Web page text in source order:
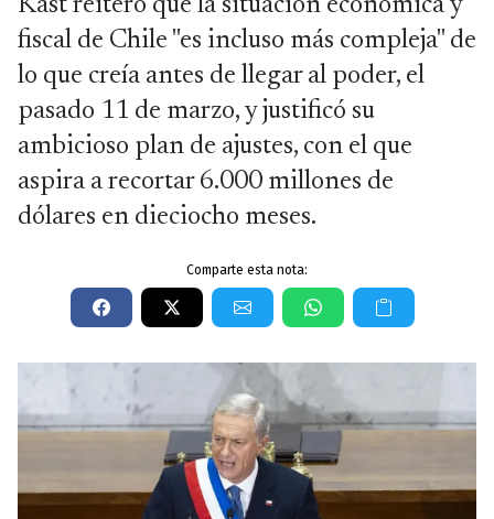
Kast reiteró que la situación económica y
fiscal de Chile "es incluso más compleja" de
lo que creía antes de llegar al poder, el
pasado 11 de marzo, y justificó su
ambicioso plan de ajustes, con el que
aspira a recortar 6.000 millones de
dólares en dieciocho meses.
Comparte esta nota: